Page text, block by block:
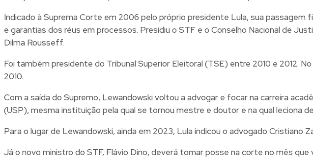
Indicado à Suprema Corte em 2006 pelo próprio presidente Lula, sua
e garantias dos réus em processos. Presidiu o STF e o Conselho Nacional de
Dilma Rousseff.
Foi também presidente do Tribunal Superior Eleitoral (TSE) entre 2010 e 2012.
2010.
Com a saída do Supremo, Lewandowski voltou a advogar e focar na carreira
(USP), mesma instituição pela qual se tornou mestre e doutor e na qual leciona
Para o lugar de Lewandowski, ainda em 2023, Lula indicou o advogado Cristiano
Já o novo ministro do STF, Flávio Dino, deverá tomar posse na corte no mês